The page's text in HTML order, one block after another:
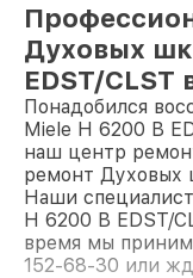
Духовых
EDST/CLST
Понадобился
Miele H 6200 B
наш центр
ремонт Духовых
Наши
H 6200 B EDST/
время мы
152-68-30 или